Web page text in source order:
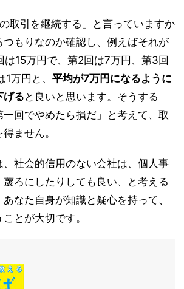
取引を継続する」と言っていますか
つもりなのか確認し、例えばそれが
は15万円で、第2回は7万円、第3回
万円と、 平均が7万円になるように
げる と良いと思います。そうする
一回でやめたら損だ」と考えて、取
ません。
社会的信用のない会社は、個人事
ろにしたりしても良い、と考える
なた自身が知識と疑心を持って、
とが大切です。